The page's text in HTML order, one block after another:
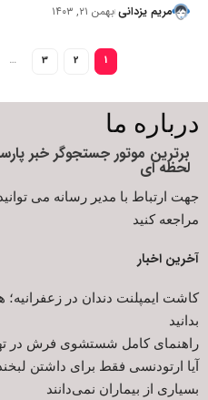
مریم یزدانی بهمن ۲۱, ۱۴۰۳
1
2
3
…
درباره ما
برترین موتور جستجوگر خبر
لحظه ای
مراجعه کنید
آخرین اخبار
کاشت ایمپلنت دندان در زعفرانیه؛
بدانید
راهنمای کامل شستشوی فرش در
آیا ارتودنسی فقط برای داشتن
بسیاری از بیماران نمی‌دانند